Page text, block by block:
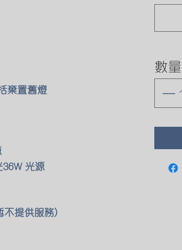
棄置舊燈
光源
不提供服務)
數量